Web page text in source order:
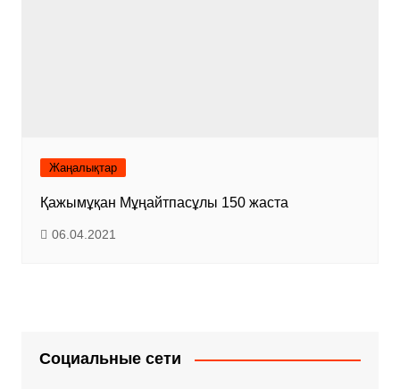
Жаңалықтар
Қажымұқан Мұңайтпасұлы 150 жаста
06.04.2021
Социальные сети